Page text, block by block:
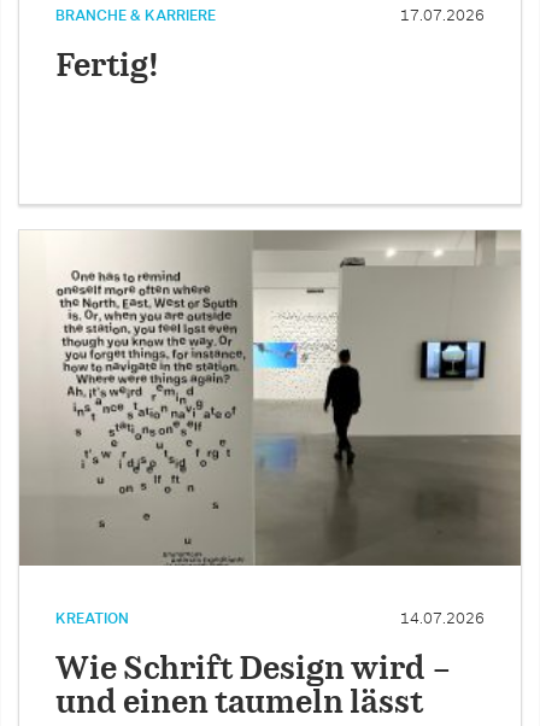
BRANCHE & KARRIERE 17.07.2026
Fertig!
KREATION 14.07.2026
Wie Schrift Design wird –
und einen taumeln lässt